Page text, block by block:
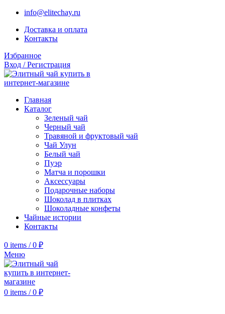
info@elitechay.ru
Доставка и оплата
Контакты
Избранное
Вход / Регистрация
Главная
Каталог
Зеленый чай
Черный чай
Травяной и фруктовый чай
Чай Улун
Белый чай
Пуэр
Матча и порошки
Аксессуары
Подарочные наборы
Шоколад в плитках
Шоколадные конфеты
Чайные истории
Контакты
0 items / 0 ₽
Меню
0 items / 0 ₽